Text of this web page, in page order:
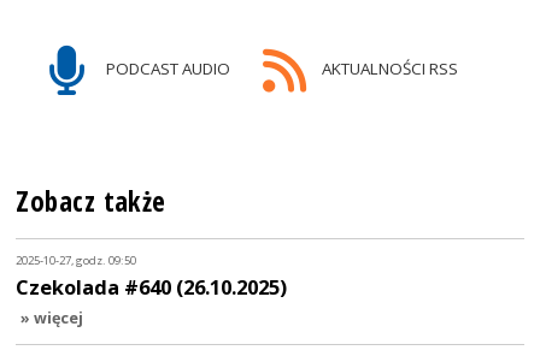
PODCAST AUDIO AKTUALNOŚCI RSS
Zobacz także
2025-10-27, godz. 09:50
Czekolada #640 (26.10.2025)
» więcej